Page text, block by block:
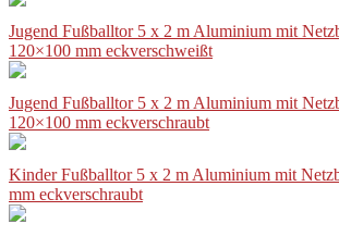
Jugend Fußballtor 5 x 2 m Aluminium mit
120×100 mm eckverschweißt
Jugend Fußballtor 5 x 2 m Aluminium mit
120×100 mm eckverschraubt
Kinder Fußballtor 5 x 2 m Aluminium mit
mm eckverschraubt